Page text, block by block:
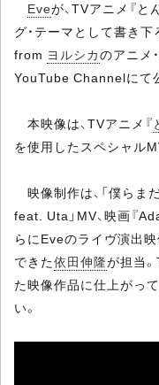
Eveが、TVアニメ『
グ・テーマとして書き
from ヨルシカのアニメ
YouTube Channelにて
本映像は、TVアニメ『
を使用したスペシャル
映像制作は、「僕らま
feat. Uta」MV、映画『
らにEveのライヴ演出
できた依田伸隆が担当
た映像作品に仕上がっ
い。